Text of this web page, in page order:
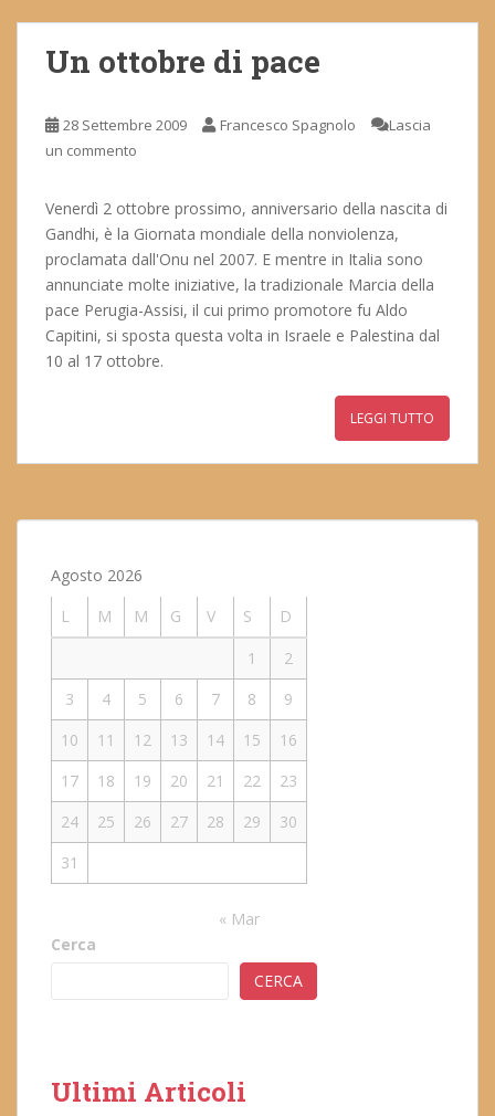
Un ottobre di pace
28 Settembre 2009 Francesco Spagnolo
Lascia
un commento
Venerdì 2 ottobre prossimo, anniversario della nascita di
Gandhi, è la Giornata mondiale della nonviolenza,
proclamata dall'Onu nel 2007. E mentre in Italia sono
annunciate molte iniziative, la tradizionale Marcia della
pace Perugia-Assisi, il cui primo promotore fu Aldo
Capitini, si sposta questa volta in Israele e Palestina dal
10 al 17 ottobre.
LEGGI TUTTO
Agosto 2026
L
M M G V S
D
1
2
3
4 5 6 7 8
9
10
11 12 13 14 15
16
17
18 19 20 21 22
23
24
25 26 27 28 29
30
31
« Mar
Cerca
CERCA
Ultimi Articoli